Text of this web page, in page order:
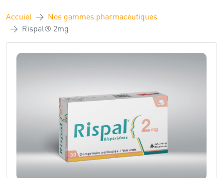
Accuiel
Nos gammes pharmaceutiques
Rispal® 2mg